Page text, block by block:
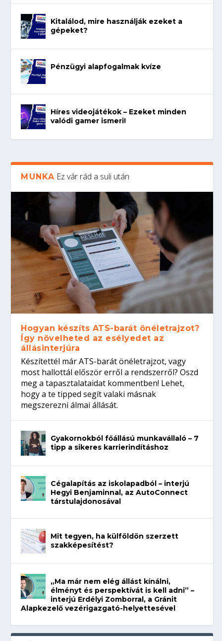
Kitalálod, mire használják ezeket a
gépeket?
Pénzügyi alapfogalmak kvíze
Híres videojátékok – Ezeket minden
valódi gamer ismeri!
MUNKA Ez vár rád a suli után
Hogyan készíts ATS-barát önéletrajzot?
Így növelheted az esélyedet az
állásinterjúra
Készítettél már ATS-barát önéletrajzot, vagy
most hallottál először erről a rendszerről? Oszd
meg a tapasztalataidat kommentben! Lehet,
hogy a te tipped segít valaki másnak
megszerezni álmai állását.
Gyakornokból főállású munkavállaló – 7
tipp a sikeres karrierindításhoz
Cégalapítás az iskolapadból – interjú
Hegyi Benjaminnal, az AutoConnect
társtulajdonosával
Mit tegyen, ha külföldön szerzett
szakképesítést?
„Ma már nem elég állást kínálni,
élményt és perspektívát is kell adni” –
interjú Erdélyi Zomborral, a Gránit
Alapkezelő vezérigazgató-helyettesével